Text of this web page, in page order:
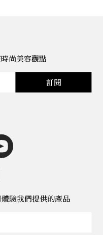
尚美容觀點
訂閱
驗我們提供的產品